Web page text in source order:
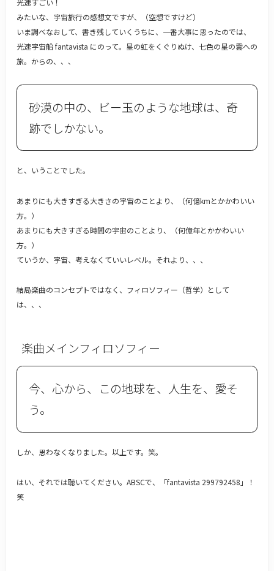
みたいな、宇宙旅行の感想文ですが、（空想ですけど）
いま調べなおして、書き残していくうちに、一番大事に思ったのでは、
光速宇宙船 fantavista にのって。星の虹をくぐりぬけ、七色の星の雲への
旅。からの、、、
砂漠の中の、ビー玉のような地球は、奇
跡でしかない。
と、いうことでした。
あまりにも大きすぎる大きさの宇宙のことより、（何億kmとかかわいい
方。）
あまりにも大きすぎる時間の宇宙のことより、（何億年とかかわいい
方。）
ていうか、宇宙、考えなくていいレベル。それより、、、
結局楽曲のコンセプトではなく、フィロソフィー（哲学）として
は、、、
楽曲メインフィロソフィー
今、心から、この地球を、人生を、愛そ
う。
しか、思わなくなりました。以上です。笑。
はい、それでは聴いてください。ABSCで、「fantavista 299792458」！
笑